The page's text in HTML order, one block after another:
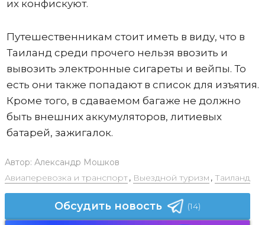
их конфискуют.
Путешественникам стоит иметь в виду, что в
Таиланд среди прочего нельзя ввозить и
вывозить электронные сигареты и вейпы. То
есть они также попадают в список для изъятия.
Кроме того, в сдаваемом багаже не должно
быть внешних аккумуляторов, литиевых
батарей, зажигалок.
Автор: Александр Мошков
Авиаперевозка и транспорт, Выездной туризм , Таиланд
Обсудить новость (14)